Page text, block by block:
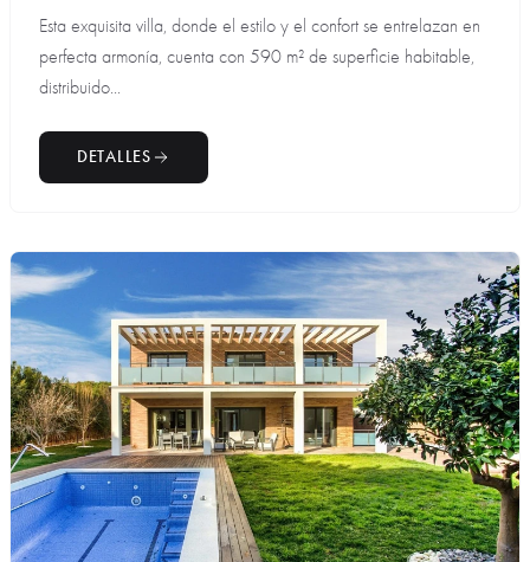
Esta exquisita villa, donde el estilo y el confort se entrelazan en
perfecta armonía, cuenta con 590 m² de superficie habitable,
distribuido...
DETALLES